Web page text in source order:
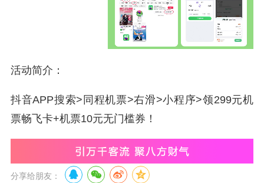
活动简介：
抖音APP搜索>同程机票>右滑>小程序>领299元机
票畅飞卡+机票10元无门槛券！
分享给朋友：